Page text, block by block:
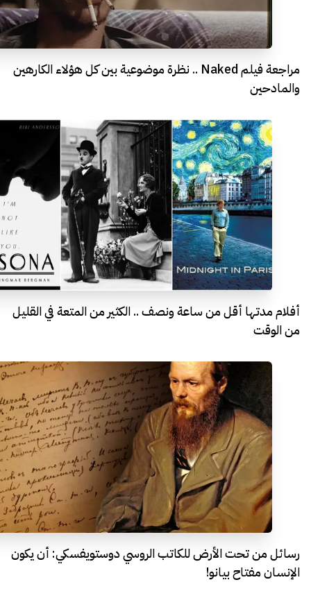
مراجعة فيلم Naked .. نظرة موضوعية بين كل هؤلاء الكارهين
والمادحين
أفلام مدتها أقل من ساعة ونصف .. الكثير من المتعة في القليل
من الوقت
رسائل من تحت الأرض للكاتب الروسي دوستويفسكي: أن يكون
الإنسان مفتاح بيانو!